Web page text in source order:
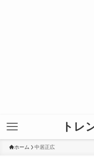
トレ
ホーム 中居正広